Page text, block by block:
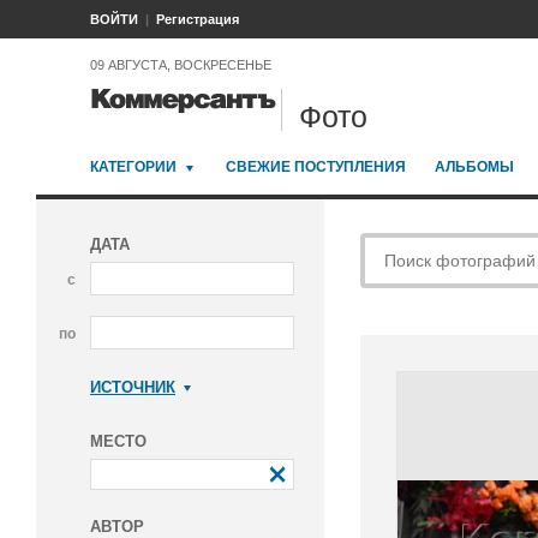
ВОЙТИ Регистрация
09 АВГУСТА, ВОСКРЕСЕНЬЕ
Фото
КАТЕГОРИИ СВЕЖИЕ ПОСТУПЛЕНИЯ АЛЬБОМЫ
ДАТА
с
по
ИСТОЧНИК
МЕСТО
АВТОР